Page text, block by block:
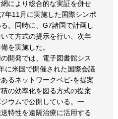
により総合的な実証を併せ
年11月に実施した国際シンポ
。同時に、G7諸国で計画し
て方式の提示を行い、次年
を実施した。
開発では、電子図書館シス
に米国で開催された国際会議
るネットワークベビ-を提案
の効率化を図る方式の提案
ウムで公開している。一
特性を遠隔治療に活用する